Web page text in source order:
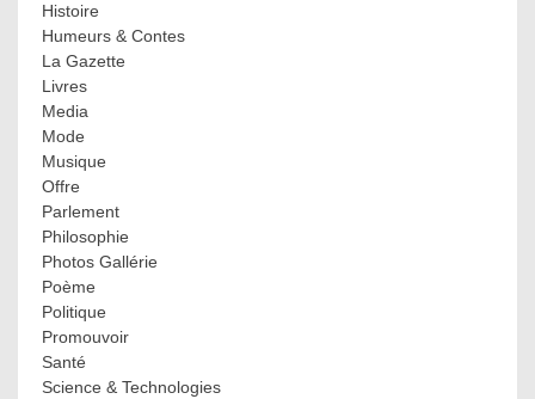
Histoire
Humeurs & Contes
La Gazette
Livres
Media
Mode
Musique
Offre
Parlement
Philosophie
Photos Gallérie
Poème
Politique
Promouvoir
Santé
Science & Technologies